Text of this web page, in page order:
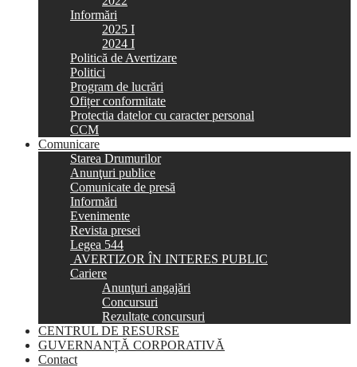
Informări
2025 I
2024 I
Politică de Avertizare
Politici
Program de lucrări
Ofițer conformitate
Protectia datelor cu caracter personal
CCM
Comunicare
Starea Drumurilor
Anunţuri publice
Comunicate de presă
Informări
Evenimente
Revista presei
Legea 544
AVERTIZOR ÎN INTERES PUBLIC
Cariere
Anunţuri angajări
Concursuri
Rezultate concursuri
CENTRUL DE RESURSE
GUVERNANȚĂ CORPORATIVĂ
Contact